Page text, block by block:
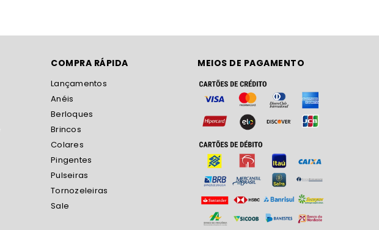
COMPRA RÁPIDA
Lançamentos
Anéis
Berloques
Brincos
Colares
Pingentes
Pulseiras
Tornozeleiras
Sale
MEIOS DE PAGAMENTO